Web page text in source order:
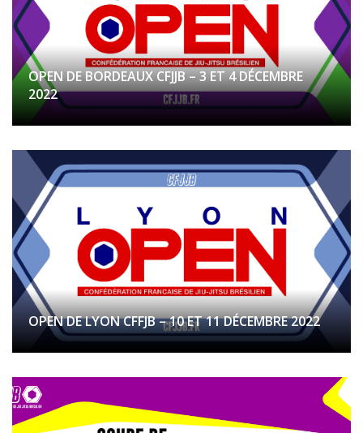
OPEN DE BORDEAUX CFJJB – 3 ET 4 DÉCEMBRE
2022
OPEN DE LYON CFFJB – 10 ET 11 DÉCEMBRE 2022